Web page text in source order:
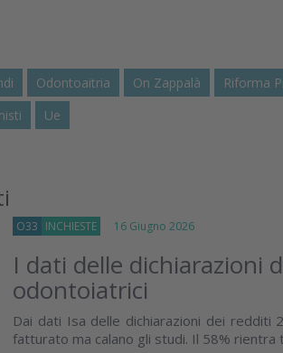
Odontoaitria On Zappalà
Riforma
Ue
O33 INCHIESTE 16 Giugno 2026
I dati delle dichiarazioni
odontoiatrici
Dai dati Isa delle dichiarazioni dei redditi
fatturato ma calano gli studi. Il 58% rientra